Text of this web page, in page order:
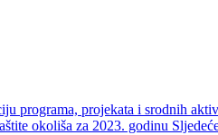
programa, projekata i srodnih
okoliša za 2023. godinu